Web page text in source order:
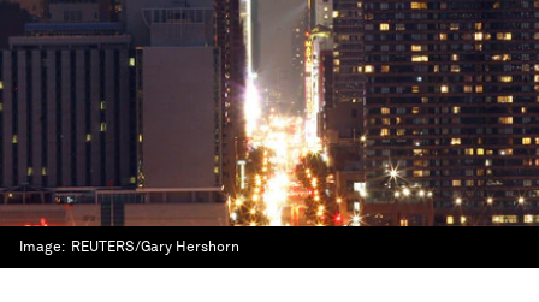
Image: REUTERS/Gary Hershorn